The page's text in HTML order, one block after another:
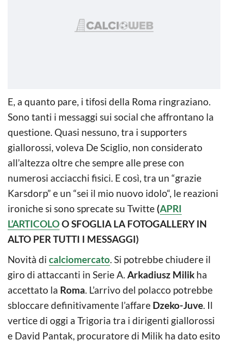
E, a quanto pare, i tifosi della Roma ringraziano.
Sono tanti i messaggi sui social che affrontano la
questione. Quasi nessuno, tra i supporters
giallorossi, voleva De Sciglio, non considerato
all’altezza oltre che sempre alle prese con
numerosi acciacchi fisici. E così, tra un “grazie
Karsdorp” e un “sei il mio nuovo idolo“, le reazioni
ironiche si sono sprecate su Twitte (APRI
L’ARTICOLOO SFOGLIA LA FOTOGALLERY IN
ALTO PER TUTTI I MESSAGGI)
Novità di calciomercato. Si potrebbe chiudere il
giro di attaccanti in Serie A. Arkadiusz Milik ha
accettato la Roma. L’arrivo del polacco potrebbe
sbloccare definitivamente l’affare Dzeko-Juve. Il
vertice di oggi a Trigoria tra i dirigenti giallorossi
e David Pantak, procuratore di Milik ha dato esito